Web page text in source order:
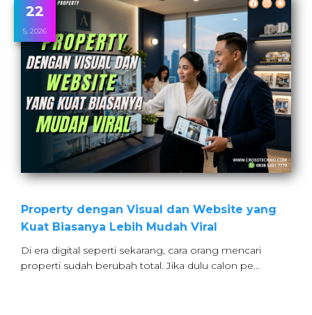
22
5, 2026
Property dengan Visual dan Website yang
Kuat Biasanya Lebih Mudah Viral
Di era digital seperti sekarang, cara orang mencari
properti sudah berubah total. Jika dulu calon pe…